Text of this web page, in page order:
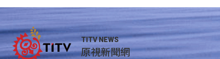
TITV NEWS
原視新聞網